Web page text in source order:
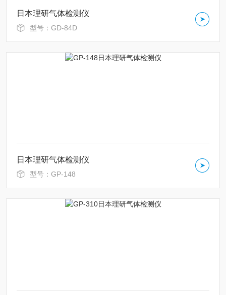
日本理研气体检测仪
型号：GD-84D
日本理研气体检测仪
型号：GP-148